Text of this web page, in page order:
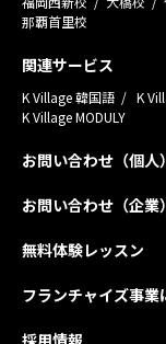
那覇首里校
関連サービス
K Village 韓国語 K
K Village MODULY
お問い合わせ（個人）
お問い合わせ（企業）
無料体験レッスン
フランチャイズ事業
採用情報